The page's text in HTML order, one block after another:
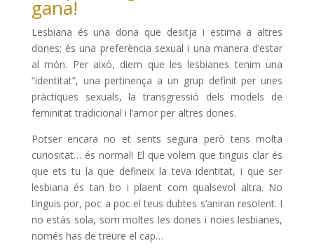
gana!
Lesbiana és una dona que desitja i estima a altres
dones; és una preferència sexual i una manera d’estar
al món. Per això, diem que les lesbianes tenim una
“identitat”, una pertinença a un grup definit per unes
pràctiques sexuals, la transgressió dels models de
feminitat tradicional i l’amor per altres dones.
Potser encara no et sents segura però tens molta
curiositat… és normal! El que volem que tinguis clar és
que ets tu la que defineix la teva identitat, i que ser
lesbiana és tan bo i plaent com qualsevol altra. No
tinguis por, poc a poc el teus dubtes s’aniran resolent. I
no estàs sola, som moltes les dones i noies lesbianes,
només has de treure el cap…